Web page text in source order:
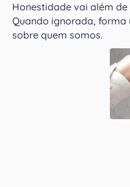
Honestidade vai além
Quando ignorada, forma
sobre quem somos.